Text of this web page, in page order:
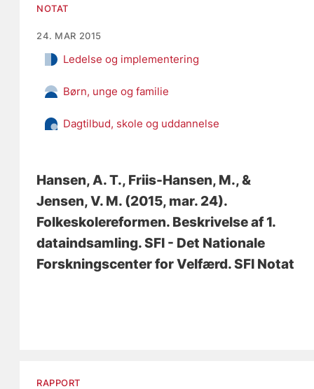
NOTAT
24. MAR 2015
Ledelse og implementering
Børn, unge og familie
Dagtilbud, skole og uddannelse
Hansen, A. T., Friis-Hansen, M., &
Jensen, V. M. (2015, mar. 24).
Folkeskolereformen. Beskrivelse af 1.
dataindsamling. SFI - Det Nationale
Forskningscenter for Velfærd. SFI Notat
RAPPORT